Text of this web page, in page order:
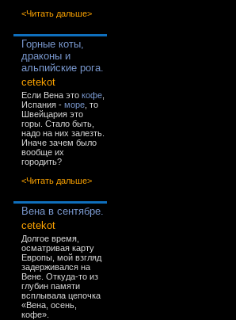
<Читать дальше>
Горные коты,
драконы и
альпийские рога.
cetekot
Если Вена это кофе
Испания - море , то
Швейцария это
горы. Стало быть,
надо на них залезть.
Иначе зачем было
вообще их
городить?
<Читать дальше>
Вена в сентябре.
cetekot
Долгое время,
осматривая карту
Европы, мой взгляд
задерживался на
Вене. Откуда-то из
глубин памяти
всплывала цепочка
«Вена, осень,
кофе».